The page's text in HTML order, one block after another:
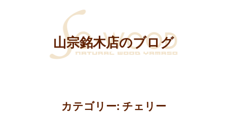
山宗銘木店のブログ
カテゴリー: チェリー